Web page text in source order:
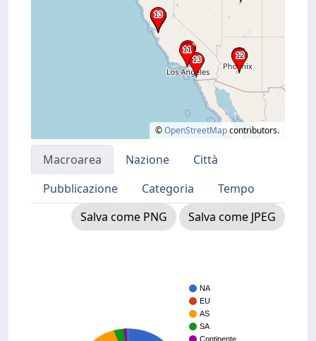
©OpenStreetMapcontributors.
Macroarea Nazione
Città
Pubblicazione
Categoria
Tempo
Salva come PNG
Salva come JPEG
NA
EU
AS
SA
Continente